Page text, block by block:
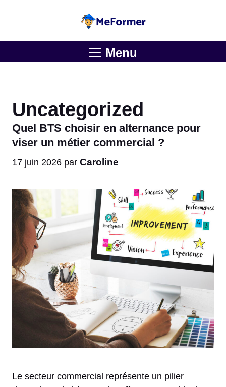
Menu
Uncategorized
Quel BTS choisir en alternance pour
viser un métier commercial ?
17 juin 2026 par Caroline
Le secteur commercial représente un pilier